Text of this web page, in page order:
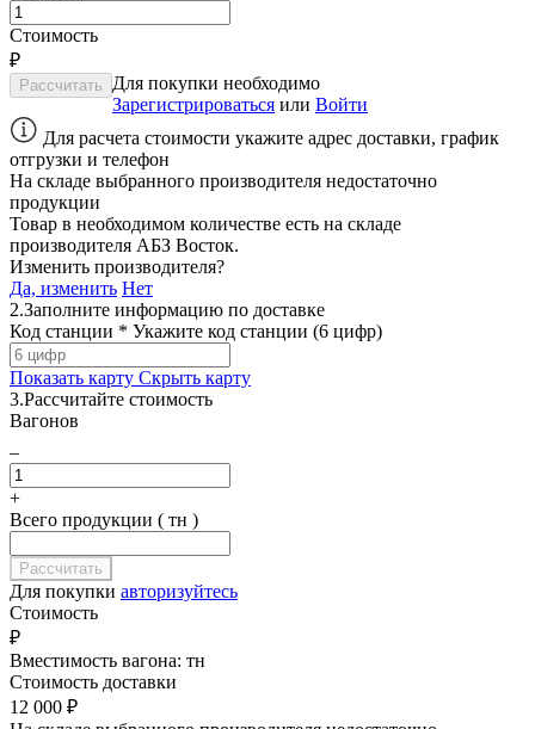
Стоимость
₽
Для покупки необходимо
Зарегистрироваться или Войти
Для расчета стоимости укажите адрес доставки, график
отгрузки и телефон
На складе выбранного производителя недостаточно
продукции
Товар в необходимом количестве есть на складе
производителя АБЗ Восток.
Изменить производителя?
Да, изменить Нет
2.Заполните информацию по доставке
Код станции * Укажите код станции (6 цифр)
Показать карту Скрыть карту
3.Рассчитайте стоимость
Вагонов
–
+
Всего продукции ( тн )
Для покупки авторизуйтесь
Стоимость
₽
Вместимость вагона: тн
Стоимость доставки
12 000 ₽